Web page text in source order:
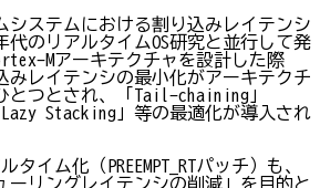
システムにおける割り込みレイテンシ
代のリアルタイムOS研究と並行して発
Mアーキテクチャを設計した際
みレイテンシの最小化がアーキテクチ
とつとされ、「Tail-chaining」
Stacking」等の最適化が導入され
タイム化（PREEMPT_RTパッチ）も、
ーリングレイテンシの削減」を目的と